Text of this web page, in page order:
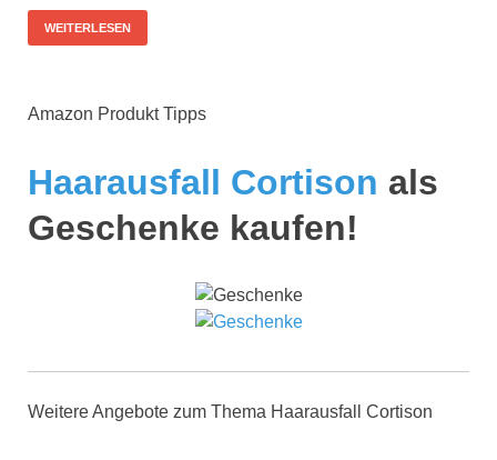
WEITERLESEN
Amazon Produkt Tipps
Haarausfall Cortison als
Geschenke kaufen!
Weitere Angebote zum Thema Haarausfall Cortison